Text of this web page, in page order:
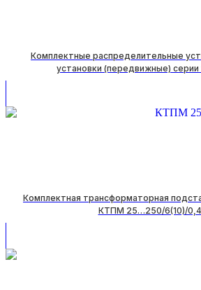
Комплектные распределительные
установки (передвижные)
Комплектная трансформаторная
КТПМ 25…250/6(10)/